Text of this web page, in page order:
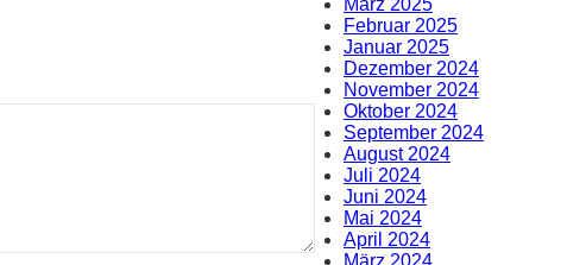
Februar 2025
Januar 2025
Dezember 2024
November 2024
Oktober 2024
September 2024
August 2024
Juli 2024
Juni 2024
Mai 2024
April 2024
März 2024